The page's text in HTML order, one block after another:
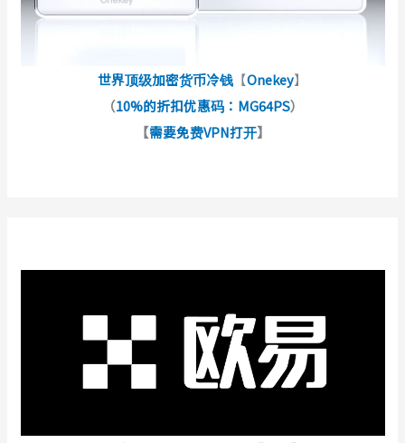
世界顶级加密货币冷钱 【Onekey】
（10%的折扣优惠码：MG64PS）
【需要免费VPN打开】